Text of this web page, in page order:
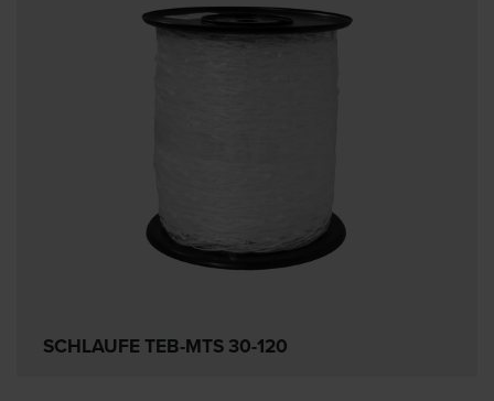
SCHLAUFE TEB-MTS 30-120